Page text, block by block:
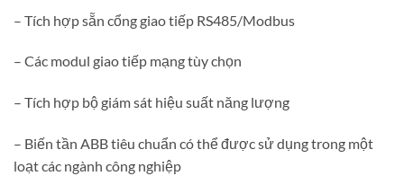
– Tích hợp sẵn cổng giao tiếp RS485/Modbus
– Các modul giao tiếp mạng tùy chọn
– Tích hợp bộ giám sát hiệu suất năng lượng
– Biến tần ABB tiêu chuẩn có thể được sử dụng trong một
loạt các ngành công nghiệp